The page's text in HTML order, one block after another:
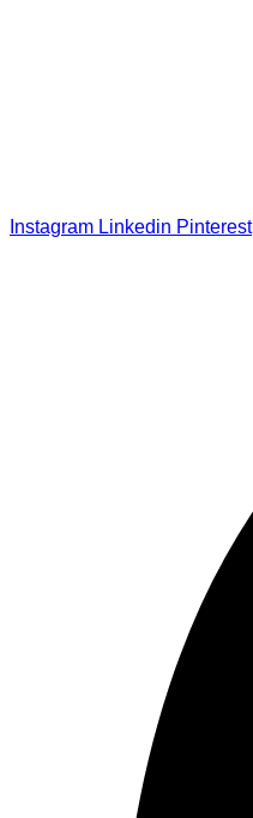
Instagram Linkedin Pinterest